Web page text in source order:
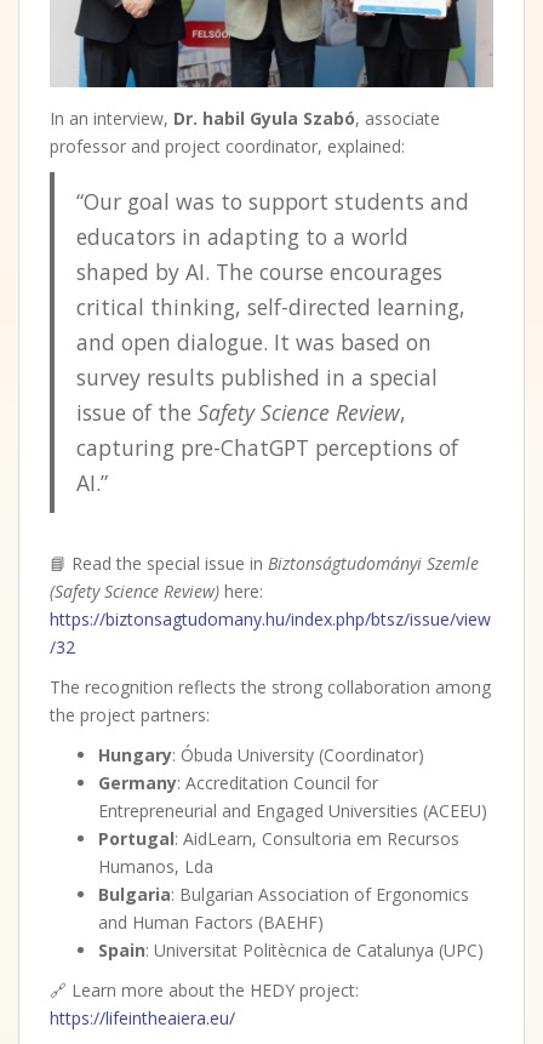
In an interview, Dr. habil Gyula Szabó, associate
professor and project coordinator, explained:
“Our goal was to support students and
educators in adapting to a world
shaped by AI. The course encourages
critical thinking, self-directed learning,
and open dialogue. It was based on
survey results published in a special
issue of the Safety Science Review,
capturing pre-ChatGPT perceptions of
AI.”
📘 Read the special issue in Biztonságtudományi Szemle
(Safety Science Review) here:
https://biztonsagtudomany.hu/index.php/btsz/issue/view
/32
The recognition reflects the strong collaboration among
the project partners:
Hungary: Óbuda University (Coordinator)
Germany: Accreditation Council for
Entrepreneurial and Engaged Universities (ACEEU)
Portugal: AidLearn, Consultoria em Recursos
Humanos, Lda
Bulgaria: Bulgarian Association of Ergonomics
and Human Factors (BAEHF)
Spain: Universitat Politècnica de Catalunya (UPC)
🔗 Learn more about the HEDY project:
https://lifeintheaiera.eu/